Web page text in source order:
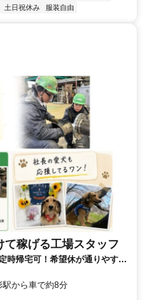
土日祝休み 服装自由
稼げる工場スタッフ
時帰宅可！希望休が通りやすく
です！
形駅から車で約8分